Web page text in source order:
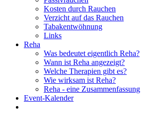
Kosten durch Rauchen
Verzicht auf das Rauchen
Tabakentwöhnung
Links
Reha
Was bedeutet eigentlich Reha?
Wann ist Reha angezeigt?
Welche Therapien gibt es?
Wie wirksam ist Reha?
Reha - eine Zusammenfassung
Event-Kalender